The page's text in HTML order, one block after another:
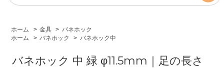
ホーム > 金具 > バネホック
ホーム
> バネホック > バネホック中
バネホック 中 緑 φ11.5mm｜足の長さ